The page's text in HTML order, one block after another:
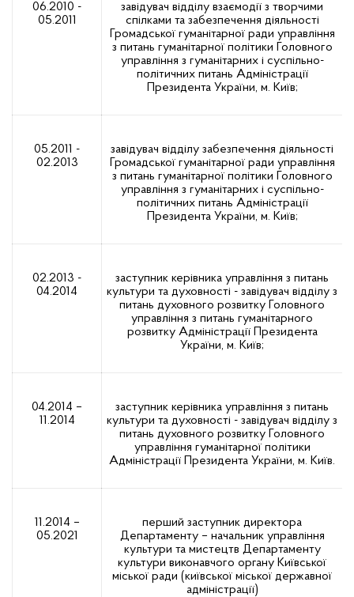
06.2010 -
05.2011
завідувач відділу взаємодії з творчими
спілками та забезпечення діяльності
Громадської гуманітарної ради управління
з питань гуманітарної політики Головного
управління з гуманітарних і суспільно-
політичних питань Адміністрації
Президента України, м. Київ;
05.2011 -
02.2013
завідувач відділу забезпечення діяльності
Громадської гуманітарної ради управління
з питань гуманітарної політики Головного
управління з гуманітарних і суспільно-
політичних питань Адміністрації
Президента України, м. Київ;
02.2013 -
04.2014
заступник керівника управління з питань
культури та духовності - завідувач відділу з
питань духовного розвитку Головного
управління з питань гуманітарного
розвитку Адміністрації Президента
України, м. Київ;
04.2014 –
11.2014
заступник керівника управління з питань
культури та духовності - завідувач відділу з
питань духовного розвитку Головного
управління гуманітарної політики
Адміністрації Президента України, м. Київ.
11.2014 –
05.2021
перший заступник директора
Департаменту – начальник управління
культури та мистецтв Департаменту
культури виконавчого органу Київської
міської ради (київської міської державної
адміністрації)